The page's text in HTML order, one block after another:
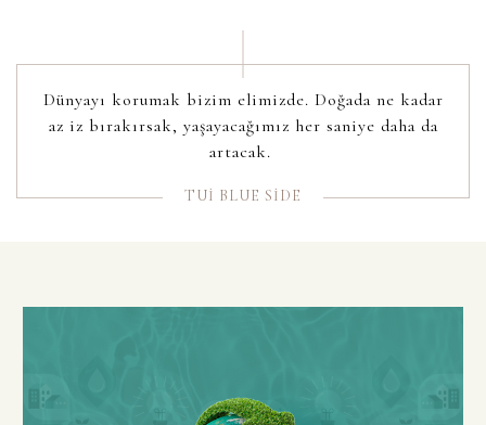
Dünyayı korumak bizim elimizde. Doğada ne kadar
az iz bırakırsak, yaşayacağımız her saniye daha da
artacak.
TUİ BLUE SİDE